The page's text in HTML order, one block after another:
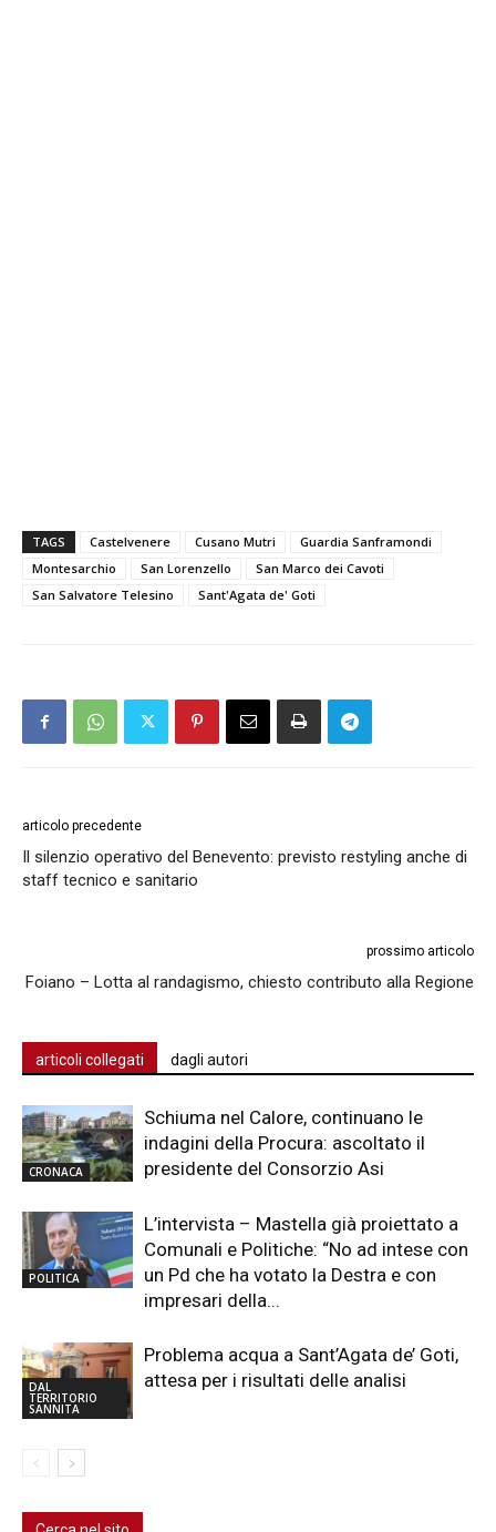
TAGS Castelvenere Cusano Mutri
Guardia Sanframondi
Montesarchio
San Lorenzello
San Marco dei Cavoti
San Salvatore Telesino
Sant'Agata de' Goti
articolo precedente
Il silenzio operativo del Benevento: previsto restyling anche di
staff tecnico e sanitario
prossimo articolo
Foiano – Lotta al randagismo, chiesto contributo alla Regione
articoli collegati dagli autori
CRONACA
Schiuma nel Calore, continuano le
indagini della Procura: ascoltato il
presidente del Consorzio Asi
POLITICA
L’intervista – Mastella già proiettato a
Comunali e Politiche: “No ad intese con
un Pd che ha votato la Destra e con
impresari della...
DAL
TERRITORIO
SANNITA
Problema acqua a Sant’Agata de’ Goti,
attesa per i risultati delle analisi